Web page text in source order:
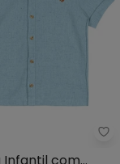
Infantil em